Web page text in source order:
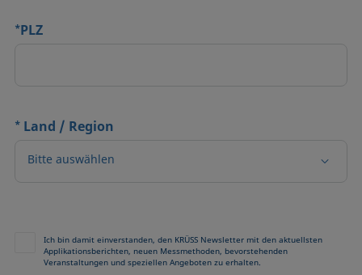
*PLZ
* Land / Region
Bitte auswählen
Ich bin damit einverstanden, den KRÜSS Newsletter mit den aktuellsten
Applikationsberichten, neuen Messmethoden, bevorstehenden
Veranstaltungen und speziellen Angeboten zu erhalten.